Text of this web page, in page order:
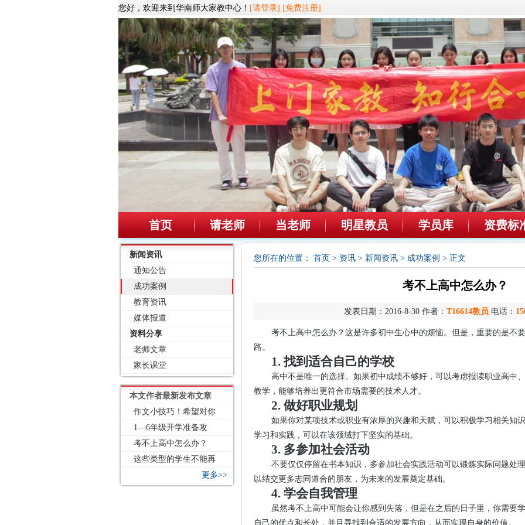
您好，欢迎来到华南师大家教中心！ [请登录] [免费注册]
首页 请老师 当老师 明星教员 学员库 资费标
新闻资讯
通知公告
成功案例
教育资讯
媒体报道
资料分享
老师文章
家长课堂
本文作者最新发布文章
作文小技巧！希望对你
1—6年级开学准备攻
考不上高中怎么办？
这些类型的学生不能再
更多>>
您所在的位置： 首页 > 资讯 > 新闻资讯 > 成功案例 > 正文
考不上高中怎么办？
发表日期：2016-8-30 作者： T16614教员 电话：
考不上高中怎么办？这是许多初中生心中的烦恼。但是，重要的是不
路。
1. 找到适合自己的学校
高中不是唯一的选择。如果初中成绩不够好，可以考虑报读职业高中
教学，能够培养出更符合市场需要的技术人才。
2. 做好职业规划
如果你对某项技术或职业有浓厚的兴趣和天赋，可以积极学习相关知
学习和实践，可以在该领域打下坚实的基础。
3. 多参加社会活动
不要仅仅停留在书本知识，多参加社会实践活动可以锻炼实际问题处
以结交更多志同道合的朋友，为未来的发展奠定基础。
4. 学会自我管理
虽然考不上高中可能会让你感到失落，但是在之后的日子里，你需要
自己的优点和长处，并且寻找到合适的发展方向，从而实现自身的价值。